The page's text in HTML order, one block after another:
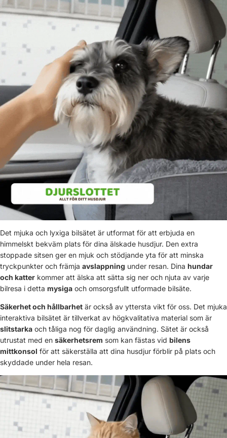
Det mjuka och lyxiga bilsätet är utformat för att erbjuda en
himmelskt bekväm plats för dina älskade husdjur. Den extra
stoppade sitsen ger en mjuk och stödjande yta för att minska
tryckpunkter och främja avslappning under resan. Dina hundar
och katter kommer att älska att sätta sig ner och njuta av varje
bilresa i detta mysiga och omsorgsfullt utformade bilsäte.
Säkerhet och hållbarhet är också av yttersta vikt för oss. Det mjuka
interaktiva bilsätet är tillverkat av högkvalitativa material som är
slitstarka och tåliga nog för daglig användning. Sätet är också
utrustat med en säkerhetsrem som kan fästas vid bilens
mittkonsol för att säkerställa att dina husdjur förblir på plats och
skyddade under hela resan.